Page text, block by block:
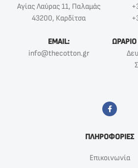
Αγίας Λαύρας 11, Παλαμάς
43200, Καρδίτσα
EMAIL:
info@thecotton.gr
ΠΛΗΡΟΦΟΡΙΕΣ
Επικοινωνία